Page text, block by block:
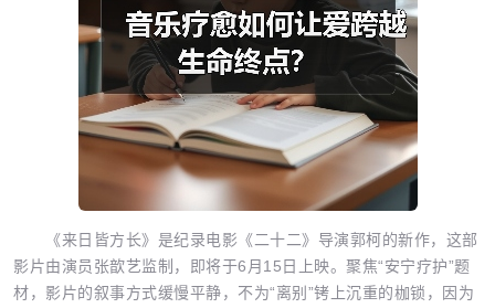
《来日皆方长》是纪录电影《二十二》导演郭柯的新作，这部
影片由演员张歆艺监制，即将于6月15日上映。聚焦“安宁疗护”题
材，影片的叙事方式缓慢平静，不为“离别”铐上沉重的枷锁，因为